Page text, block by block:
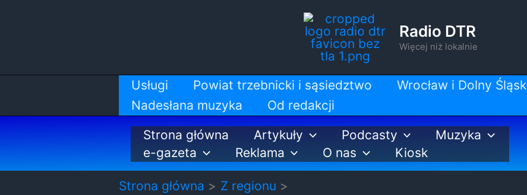
Radio DTR
Więcej niż lokalnie
Usługi Powiat trzebnicki i sąsiedztwo Wrocław i Dolny Śląsk
Nadesłana muzyka
Od redakcji
Strona główna
Artykuły Podcasty
Muzyka
e-gazeta
Reklama O nas Kiosk
Strona główna
Z regionu